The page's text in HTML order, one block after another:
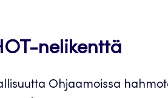
nelikenttä
Ohjaamoissa